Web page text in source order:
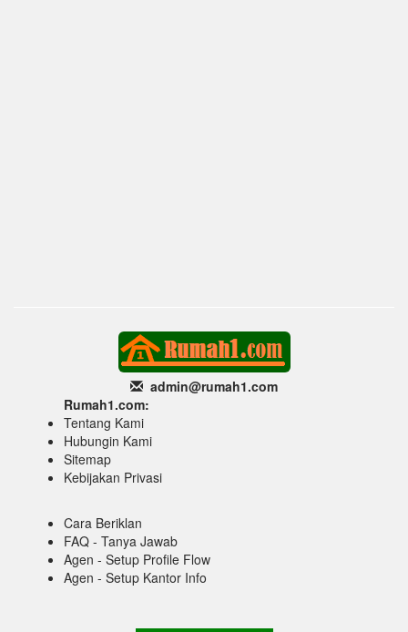
admin@rumah1.com
Rumah1.com:
Tentang Kami
Hubungin Kami
Sitemap
Kebijakan Privasi
Cara Beriklan
FAQ - Tanya Jawab
Agen - Setup Profile Flow
Agen - Setup Kantor Info